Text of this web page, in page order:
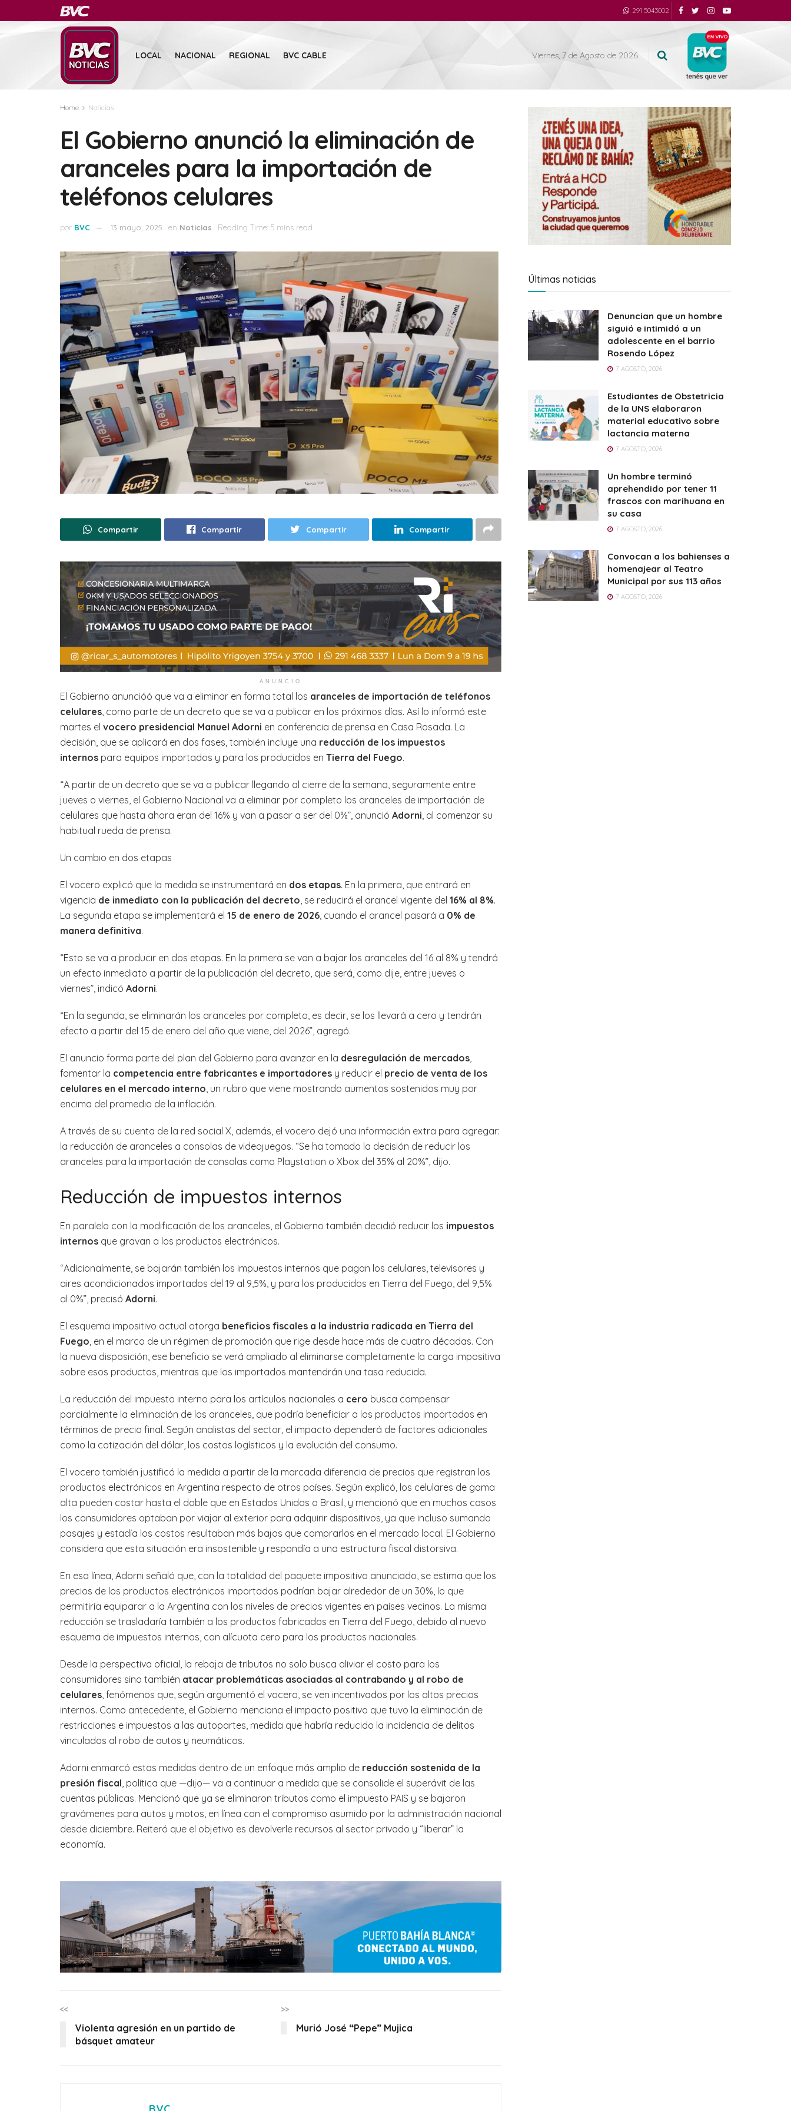
291 5043002
LOCAL NACIONAL REGIONAL BVC CABLE Viernes, 7 de Agosto de 2026
Home Noticias
El Gobierno anunció la eliminación de
aranceles para la importación de
teléfonos celulares
por BVC 13 mayo, 2025 en Noticias Reading Time: 5 mins read
Compartir Compartir Compartir Compartir
ANUNCIO
El Gobierno anuncióó que va a eliminar en forma total los aranceles de importación de teléfonos
celulares , como parte de un decreto que se va a publicar en los próximos días. Así lo informó este
martes el vocero presidencial Manuel Adorni en conferencia de prensa en Casa Rosada. La
decisión, que se aplicará en dos fases, también incluye una reducción de los impuestos
internos para equipos importados y para los producidos en Tierra del Fuego.
“A partir de un decreto que se va a publicar llegando al cierre de la semana, seguramente entre
jueves o viernes, el Gobierno Nacional va a eliminar por completo los aranceles de importación de
celulares que hasta ahora eran del 16% y van a pasar a ser del 0%”, anunció Adorni , al comenzar su
habitual rueda de prensa.
Un cambio en dos etapas
El vocero explicó que la medida se instrumentará en dos etapas. En la primera, que entrará en
vigencia de inmediato con la publicación del decreto , se reducirá el arancel vigente del 16% al 8%.
La segunda etapa se implementará el 15 de enero de 2026 , cuando el arancel pasará a 0% de
manera definitiva.
“Esto se va a producir en dos etapas. En la primera se van a bajar los aranceles del 16 al 8% y tendrá
un efecto inmediato a partir de la publicación del decreto, que será, como dije, entre jueves o
viernes”, indicó Adorni.
“En la segunda, se eliminarán los aranceles por completo, es decir, se los llevará a cero y tendrán
efecto a partir del 15 de enero del año que viene, del 2026”, agregó.
El anuncio forma parte del plan del Gobierno para avanzar en la desregulación de mercados
fomentar la competencia entre fabricantes e importadores y reducir el precio de venta de los
celulares en el mercado interno , un rubro que viene mostrando aumentos sostenidos muy por
encima del promedio de la inflación.
A través de su cuenta de la red social X, además, el vocero dejó una información extra para agregar:
la reducción de aranceles a consolas de videojuegos. “Se ha tomado la decisión de reducir los
aranceles para la importación de consolas como Playstation o Xbox del 35% al 20%”, dijo.
Reducción de impuestos internos
En paralelo con la modificación de los aranceles, el Gobierno también decidió reducir los impuestos
internos que gravan a los productos electrónicos.
“Adicionalmente, se bajarán también los impuestos internos que pagan los celulares, televisores y
aires acondicionados importados del 19 al 9,5%, y para los producidos en Tierra del Fuego, del 9,5%
al 0%”, precisó Adorni.
El esquema impositivo actual otorga beneficios fiscales a la industria radicada en Tierra del
Fuego, en el marco de un régimen de promoción que rige desde hace más de cuatro décadas. Con
la nueva disposición, ese beneficio se verá ampliado al eliminarse completamente la carga impositiva
sobre esos productos, mientras que los importados mantendrán una tasa reducida.
La reducción del impuesto interno para los artículos nacionales a cero busca compensar
parcialmente la eliminación de los aranceles, que podría beneficiar a los productos importados en
términos de precio final. Según analistas del sector, el impacto dependerá de factores adicionales
como la cotización del dólar, los costos logísticos y la evolución del consumo.
El vocero también justificó la medida a partir de la marcada diferencia de precios que registran los
productos electrónicos en Argentina respecto de otros países. Según explicó, los celulares de gama
alta pueden costar hasta el doble que en Estados Unidos o Brasil, y mencionó que en muchos casos
los consumidores optaban por viajar al exterior para adquirir dispositivos, ya que incluso sumando
pasajes y estadía los costos resultaban más bajos que comprarlos en el mercado local. El Gobierno
considera que esta situación era insostenible y respondía a una estructura fiscal distorsiva.
En esa línea, Adorni señaló que, con la totalidad del paquete impositivo anunciado, se estima que los
precios de los productos electrónicos importados podrían bajar alrededor de un 30%, lo que
permitiría equiparar a la Argentina con los niveles de precios vigentes en países vecinos. La misma
reducción se trasladaría también a los productos fabricados en Tierra del Fuego, debido al nuevo
esquema de impuestos internos, con alícuota cero para los productos nacionales.
Desde la perspectiva oficial, la rebaja de tributos no solo busca aliviar el costo para los
consumidores sino también atacar problemáticas asociadas al contrabando y al robo de
celulares, fenómenos que, según argumentó el vocero, se ven incentivados por los altos precios
internos. Como antecedente, el Gobierno menciona el impacto positivo que tuvo la eliminación de
restricciones e impuestos a las autopartes, medida que habría reducido la incidencia de delitos
vinculados al robo de autos y neumáticos.
Adorni enmarcó estas medidas dentro de un enfoque más amplio de reducción sostenida de la
presión fiscal, política que —dijo— va a continuar a medida que se consolide el superávit de las
cuentas públicas. Mencionó que ya se eliminaron tributos como el impuesto PAIS y se bajaron
gravámenes para autos y motos, en línea con el compromiso asumido por la administración nacional
desde diciembre. Reiteró que el objetivo es devolverle recursos al sector privado y “liberar” la
economía.
<<
Violenta agresión en un partido de
básquet amateur
>>
Murió José “Pepe” Mujica
Últimas noticias
Denuncian que un hombre
siguió e intimidó a un
adolescente en el barrio
Rosendo López
7 AGOSTO, 2026
Estudiantes de Obstetricia
de la UNS elaboraron
material educativo sobre
lactancia materna
7 AGOSTO, 2026
Un hombre terminó
aprehendido por tener 11
frascos con marihuana en
su casa
7 AGOSTO, 2026
Convocan a los bahienses a
homenajear al Teatro
Municipal por sus 113 años
7 AGOSTO, 2026